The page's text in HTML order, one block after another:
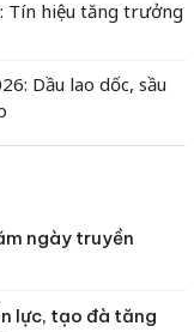
Tín hiệu tăng trưởng
Dầu lao dốc, sầu
ngày truyền
lực, tạo đà tăng